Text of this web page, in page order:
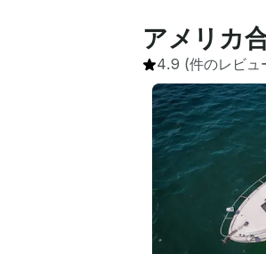
アメリカ
4.9 (件のレビュ